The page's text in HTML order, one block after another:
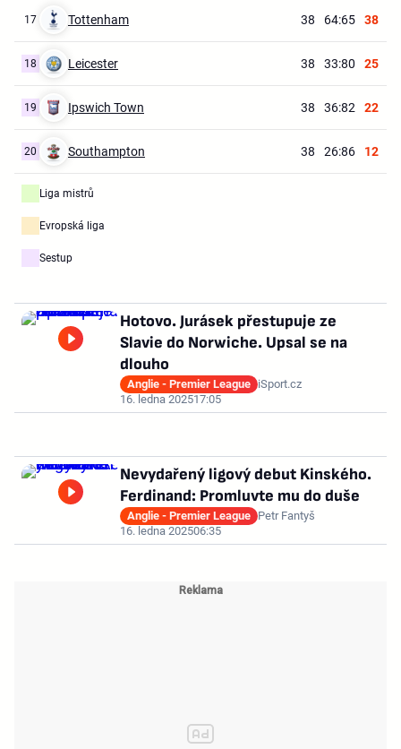
17 Tottenham 38 64:65 38
18 Leicester 38 33:80 25
19 Ipswich Town 38 36:82 22
20 Southampton 38 26:86 12
Liga mistrů
Evropská liga
Sestup
Hotovo. Jurásek přestupuje ze
Slavie do Norwiche. Upsal se na
dlouho
Anglie - Premier League iSport.cz
16. ledna 202517:05
Nevydařený ligový debut Kinského.
Ferdinand: Promluvte mu do duše
Anglie - Premier League Petr Fantyš
16. ledna 202506:35